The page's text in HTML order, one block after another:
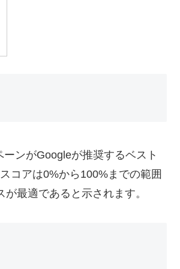
ンがGoogleが推奨するベスト
コアは0%から100%までの範囲
最適であると示されます。